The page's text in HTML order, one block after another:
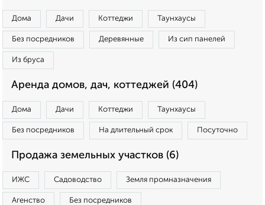
Дома Дачи Коттеджи Таунхаусы
Без посредников Деревянные Из сип панелей
Из бруса
Аренда домов, дач, коттеджей (404)
Дома Дачи Коттеджи Таунхаусы
Без посредников На длительный срок Посуточно
Продажа земельных участков (6)
ИЖС Садоводство Земля промназначения
Агенство Без посредников